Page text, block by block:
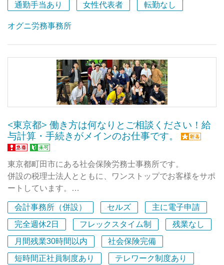
給与計算業務経験者は優遇します。（使用ソフトは弥生給
与です。）
通勤手当あり
女性代表者 転勤なし
オグニ労務事務所
<東京都> 働き方は何なりとご相談ください！給
与計算・手続きがメインのお仕事です。
東京都町田市にある社会保険労務士事務所です。
併設の税理士法人とともに、ワンストップでお客様をサポ
ートしています。
お客様からのご依頼が増加しており、一緒にご対応いただ
ける方を募集します！
また、自社のバックオフィス業務や税理士業務補助なども
お願いできればと思っていますので、経理総務などのご経
会計事務所（併設） セルズ
主に電子申請
完全週休2日
フレックスタイム制
残業なし
月間残業30時間以内
社会保険完備
短時間正社員制度あり
テレワーク制度あり